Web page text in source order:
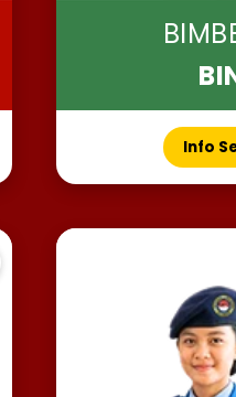
Info